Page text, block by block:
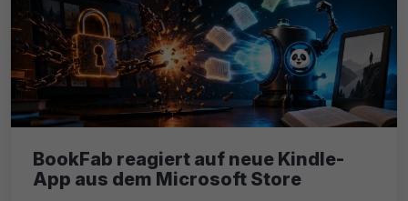
BookFab reagiert auf neue Kindle-
App aus dem Microsoft Store